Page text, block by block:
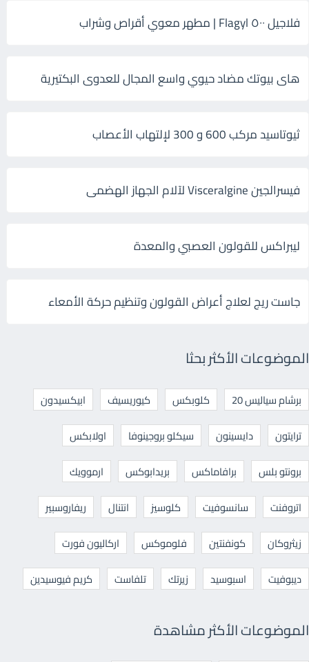
فلاجيل ٥٠٠ Flagyl | مطهر معوي أقراص وشراب
هاى بيوتك مضاد حيوي واسع المجال للعدوى البكتيرية
ثيوتاسيد مركب 600 و 300 لإلتهاب الأعصاب
فيسرالجين Visceralgine لآلام الجهاز الهضمى
ليبراكس للقولون العصبي والمعدة
جاست ريج لعلاج أعراض القولون وتنظيم حركة الأمعاء
الموضوعات الأكثر بحثا
برشام سياليس 20 كلوبكس كيوريسيف
ابيكسيدون
ترايتون
دايسينون سيكلو بروجينوفا
اولابكس
برونتو بلس
برافاماكس بريدابوكس
ارموويك
اتروفنت
سانسوفيت كلوسيز انتنال
ريفاروسبير
زيثروكان
كونفنتين فلوموكس
اركاليون فورت
ديبوفيت
اسبوسيد زيرتك تلفاست كريم فيوسيدين
الموضوعات الأكثر مشاهدة